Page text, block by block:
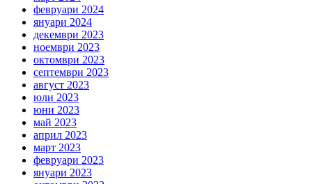
февруари 2024
януари 2024
декември 2023
ноември 2023
октомври 2023
септември 2023
август 2023
юли 2023
юни 2023
май 2023
април 2023
март 2023
февруари 2023
януари 2023